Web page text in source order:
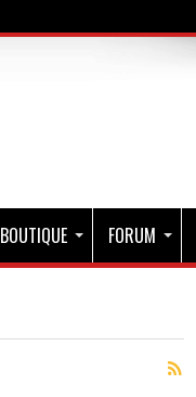
BOUTIQUE FORUM